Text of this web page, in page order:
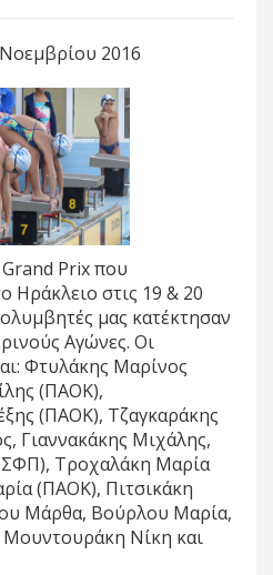
2016
Prix που
Ηράκλειο στις 19 & 20
μας κατέκτησαν
Αγώνες. Οι
Φτυλάκης Μαρίνος
(ΠΑΟΚ),
(ΠΑΟΚ), Τζαγκαράκης
Γιαννακάκης Μιχάλης,
Τροχαλάκη Μαρία
(ΠΑΟΚ), Πιτσικάκη
Μάρθα, Βούρλου Μαρία,
Νίκη και